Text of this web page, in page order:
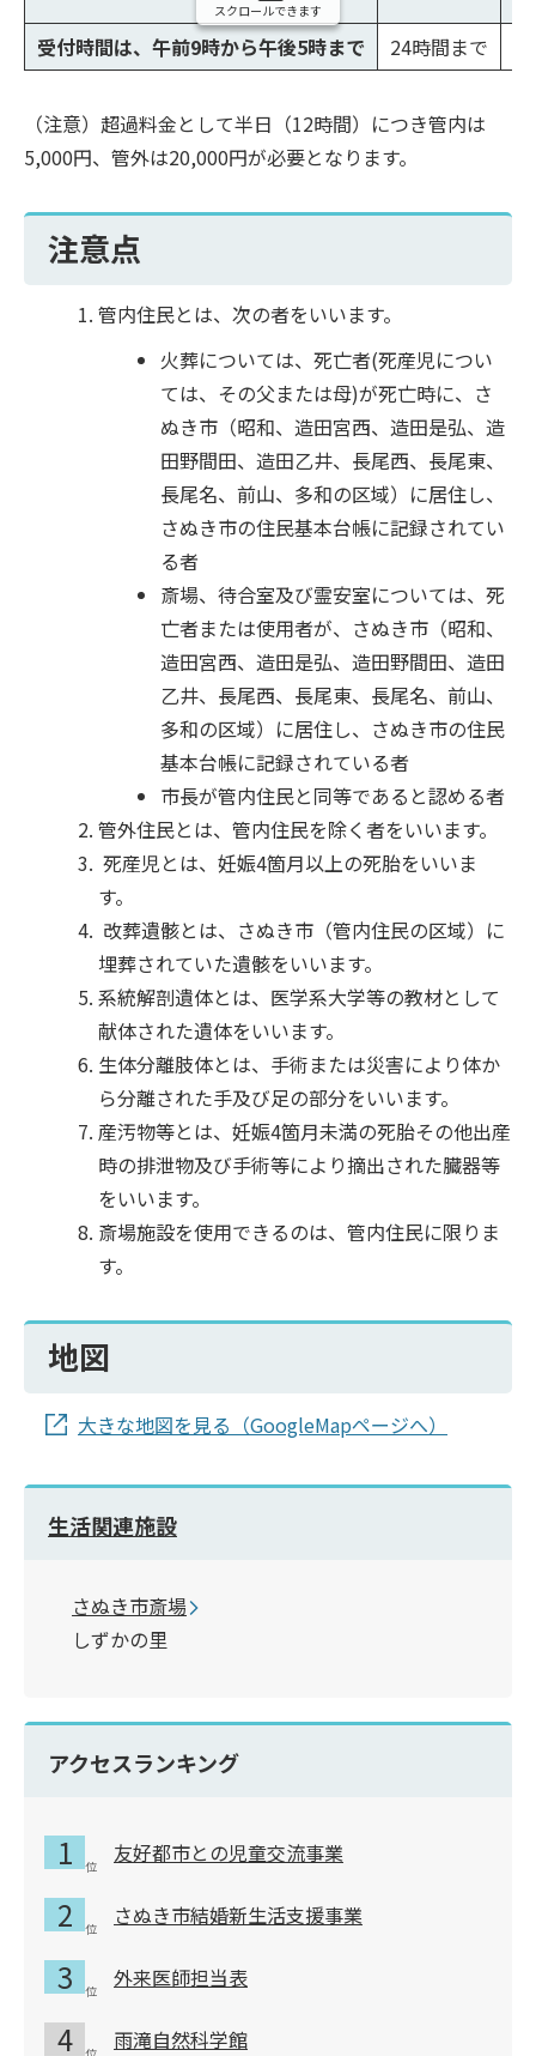
受付時間は、午前9時から午後5時まで
24時間まで
スクロールできます
（注意）超過料金として半日（12時間）につき管内は
5,000円、管外は20,000円が必要となります。
注意点
管内住民とは、次の者をいいます。
火葬については、死亡者(死産児につい
ては、その父または母)が死亡時に、さ
ぬき市（昭和、造田宮西、造田是弘、造
田野間田、造田乙井、長尾西、長尾東、
長尾名、前山、多和の区域）に居住し、
さぬき市の住民基本台帳に記録されてい
る者
斎場、待合室及び霊安室については、死
亡者または使用者が、さぬき市（昭和、
造田宮西、造田是弘、造田野間田、造田
乙井、長尾西、長尾東、長尾名、前山、
多和の区域）に居住し、さぬき市の住民
基本台帳に記録されている者
市長が管内住民と同等であると認める者
管外住民とは、管内住民を除く者をいいます。
死産児とは、妊娠4箇月以上の死胎をいいま
す。
改葬遺骸とは、さぬき市（管内住民の区域）に
埋葬されていた遺骸をいいます。
系統解剖遺体とは、医学系大学等の教材として
献体された遺体をいいます。
生体分離肢体とは、手術または災害により体か
ら分離された手及び足の部分をいいます。
産汚物等とは、妊娠4箇月未満の死胎その他出産
時の排泄物及び手術等により摘出された臓器等
をいいます。
斎場施設を使用できるのは、管内住民に限りま
す。
地図
大きな地図を見る（GoogleMapページへ）
生活関連施設
さぬき市斎場
しずかの里
アクセスランキング
友好都市との児童交流事業
さぬき市結婚新生活支援事業
外来医師担当表
雨滝自然科学館